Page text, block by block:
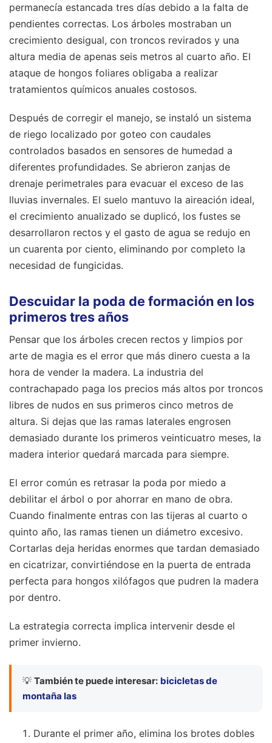
permanecía estancada tres días debido a la falta de
pendientes correctas. Los árboles mostraban un
crecimiento desigual, con troncos revirados y una
altura media de apenas seis metros al cuarto año. El
ataque de hongos foliares obligaba a realizar
tratamientos químicos anuales costosos.
Después de corregir el manejo, se instaló un sistema
de riego localizado por goteo con caudales
controlados basados en sensores de humedad a
diferentes profundidades. Se abrieron zanjas de
drenaje perimetrales para evacuar el exceso de las
lluvias invernales. El suelo mantuvo la aireación ideal,
el crecimiento anualizado se duplicó, los fustes se
desarrollaron rectos y el gasto de agua se redujo en
un cuarenta por ciento, eliminando por completo la
necesidad de fungicidas.
Descuidar la poda de formación en los
primeros tres años
Pensar que los árboles crecen rectos y limpios por
arte de magia es el error que más dinero cuesta a la
hora de vender la madera. La industria del
contrachapado paga los precios más altos por troncos
libres de nudos en sus primeros cinco metros de
altura. Si dejas que las ramas laterales engrosen
demasiado durante los primeros veinticuatro meses, la
madera interior quedará marcada para siempre.
El error común es retrasar la poda por miedo a
debilitar el árbol o por ahorrar en mano de obra.
Cuando finalmente entras con las tijeras al cuarto o
quinto año, las ramas tienen un diámetro excesivo.
Cortarlas deja heridas enormes que tardan demasiado
en cicatrizar, convirtiéndose en la puerta de entrada
perfecta para hongos xilófagos que pudren la madera
por dentro.
La estrategia correcta implica intervenir desde el
primer invierno.
💡 También te puede interesar: bicicletas de
montaña las
Durante el primer año, elimina los brotes dobles